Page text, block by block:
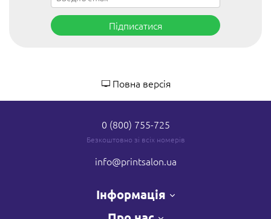
Підписатися
Повна версія
0 (800) 755-725
Безкоштовно зі всіх номерів
info@printsalon.ua
Інформація